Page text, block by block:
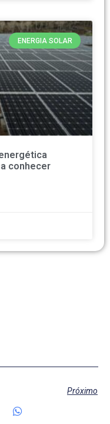
ENERGIA SOLAR
conhecer
Próximo